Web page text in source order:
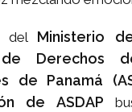
del Ministerio
de Derechos
de Panamá
de ASDAP